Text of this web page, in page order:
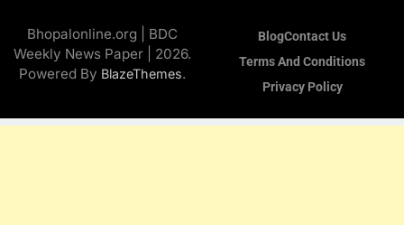
Bhopalonline.org | BDC
Weekly News Paper | 2026.
Powered By BlazeThemes.
BlogContact Us
Terms And Conditions
Privacy Policy